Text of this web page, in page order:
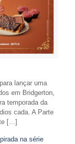
lançar uma
em Bridgerton,
temporada da
cada. A Parte
[…]
na série